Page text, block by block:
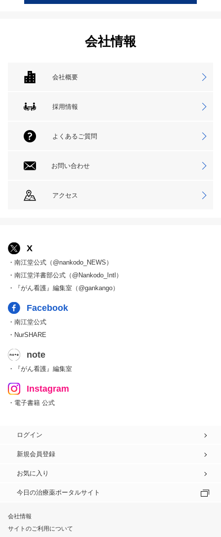
会社情報
会社概要
採用情報
よくあるご質問
お問い合わせ
アクセス
X
・南江堂公式（@nankodo_NEWS）
・南江堂洋書部公式（@Nankodo_Intl）
・『がん看護』編集室（@gankango）
Facebook
・南江堂公式
・NurSHARE
note
・『がん看護』編集室
Instagram
・電子書籍 公式
ログイン
新規会員登録
お気に入り
今日の治療薬ポータルサイト
会社情報
サイトのご利用について